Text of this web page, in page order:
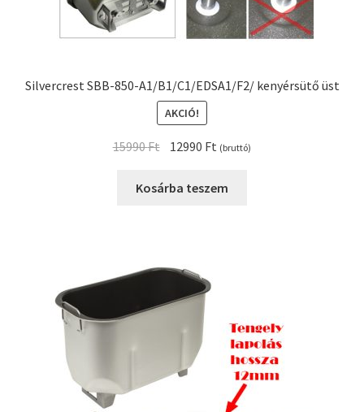
Online HELP
Tippek, tanácsok kenyérsütő szereléshez és
Silvercrest SBB-850-A1/B1/C1/EDSA1/F2/ kenyérsütő üst
AKCIÓ!
15990Ft Original
was:
12990 Ft Current
is:
(bruttó)
Kosárba teszem